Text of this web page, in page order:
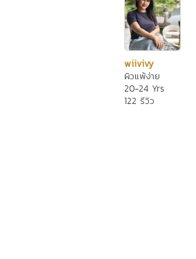
wiivivy
ผิวแพ้ง่าย
20-24 Yrs
122 รีวิว